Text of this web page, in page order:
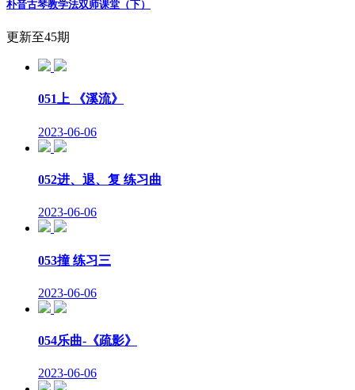
朴音古琴教学法双师课堂（下）
更新至45期
051上 《溪流》
2023-06-06
052进、退、复 练习曲
2023-06-06
053撞 练习三
2023-06-06
054乐曲-《疏影》
2023-06-06